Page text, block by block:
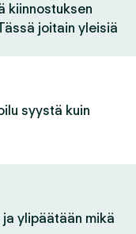
kiinnostuksen
joitain yleisiä
syystä kuin
ylipäätään mikä